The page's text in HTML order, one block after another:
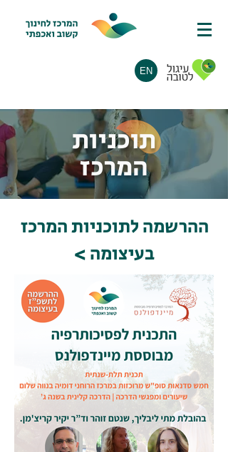
EN
תוכניות
המרכז
ההרשמה לתוכניות המרכז
בעיצומה >